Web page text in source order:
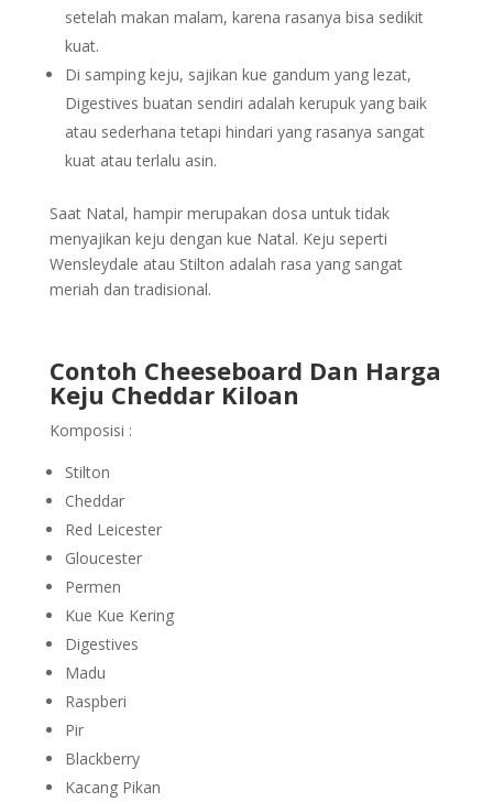
setelah makan malam, karena rasanya bisa sedikit
kuat.
Di samping keju, sajikan kue gandum yang lezat,
Digestives buatan sendiri adalah kerupuk yang baik
atau sederhana tetapi hindari yang rasanya sangat
kuat atau terlalu asin.
Saat Natal, hampir merupakan dosa untuk tidak
menyajikan keju dengan kue Natal. Keju seperti
Wensleydale atau Stilton adalah rasa yang sangat
meriah dan tradisional.
Contoh Cheeseboard Dan Harga
Keju Cheddar Kiloan
Komposisi :
Stilton
Cheddar
Red Leicester
Gloucester
Permen
Kue Kue Kering
Digestives
Madu
Raspberi
Pir
Blackberry
Kacang Pikan